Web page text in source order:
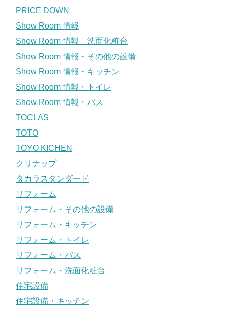
PRICE DOWN
Show Room 情報
Show Room 情報 洗面化粧台
Show Room 情報・その他の設備
Show Room 情報・キッチン
Show Room 情報・トイレ
Show Room 情報・バス
TOCLAS
TOTO
TOYO KICHEN
クリナップ
タカラスタンダード
リフォーム
リフォーム・その他の設備
リフォーム・キッチン
リフォーム・トイレ
リフォーム・バス
リフォーム・洗面化粧台
住宅設備
住宅設備・キッチン